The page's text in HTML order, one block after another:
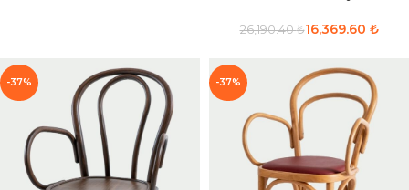
26,190.40₺16,369.60 ₺
-37% -37%